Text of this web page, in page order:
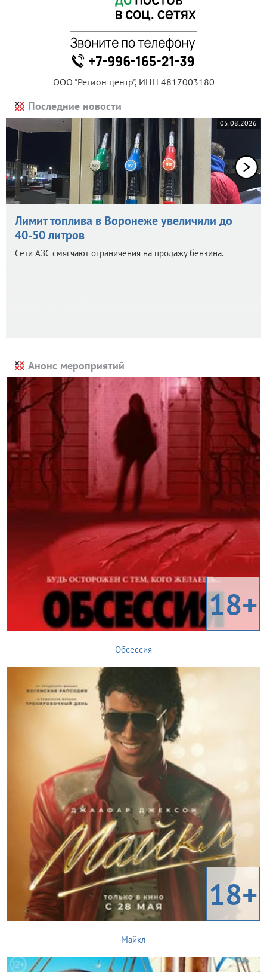
ООО "Регион центр", ИНН 4817003180
Последние новости
05.08.2026
Лимит топлива в Воронеже увеличили до
40-50 литров
Сети АЗС смягчают ограничения на продажу бензина.
Анонс мероприятий
18+
Обсессия
18+
Майкл